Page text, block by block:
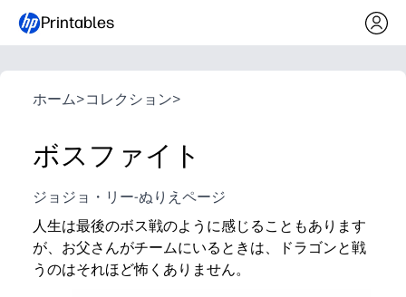
Printables
ホーム>コレクション>
ボスファイト
ジョジョ・リー-ぬりえページ
人生は最後のボス戦のように感じることもあります
が、お父さんがチームにいるときは、ドラゴンと戦
うのはそれほど怖くありません。